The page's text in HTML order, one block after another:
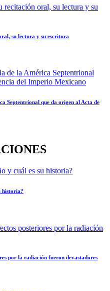
su lectura y su escritura
Septentrional que da origen al Acta de
historia?
por la radiación fueron devastadores